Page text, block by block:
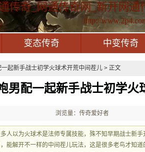
传奇_网通传奇网_新开网通
http://
变态传奇 中变传奇
起新手战士初学火球术开荒中间茬儿 > 正文
男配一起新手战士初学火
浏览量：传奇爱好者
人以为火球术是法师专属技能，殊不知早期战士新
能解开不一样的中间茬儿玩法，这是很多老鸟才知